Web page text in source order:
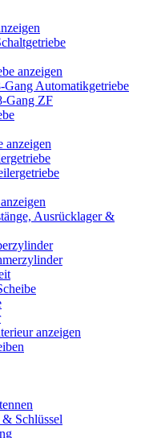
anzeigen
Automatikgetriebe
Gang ZF
anzeigen
Ausrücklager &
anzeigen
Schlüssel